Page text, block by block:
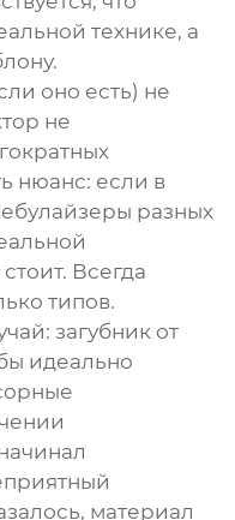
технике, а
оно есть) не
не
нюанс: если в
разных
Всегда
типов.
загубник от
идеально
материал